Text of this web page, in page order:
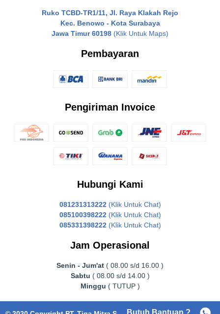
Ruko TCBD-TR1/11, Jl. Raya Klakah Rejo
Kec. Benowo - Kota Surabaya
Jawa Timur 60198 (Klik Untuk Maps)
Pembayaran
Pengiriman Invoice
Hubungi Kami
081231313222 (Klik Untuk Chat)
085100398222 (Klik Untuk Chat)
085331398222 (Klik Untuk Chat)
Jam Operasional
Senin - Jum'at ( 08.00 s/d 16.00 )
Sabtu ( 08.00 s/d 14.00 )
Minggu ( TUTUP )
Butuh Bantuan ?